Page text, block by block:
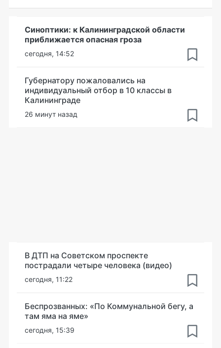
Синоптики: к Калининградской области
приближается опасная гроза
сегодня, 14:52
Губернатору пожаловались на
индивидуальный отбор в 10 классы в
Калининграде
26 минут назад
В ДТП на Советском проспекте
пострадали четыре человека (видео)
сегодня, 11:22
Беспрозванных: «По Коммунальной бегу, а
там яма на яме»
сегодня, 15:39